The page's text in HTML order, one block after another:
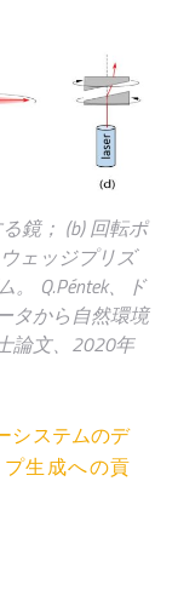
鏡； (b) 回転ポ
ェッジプリズ
。 Q.Péntek、ド
タから自然環境
論文、2020年
システムのデ
生成への貢